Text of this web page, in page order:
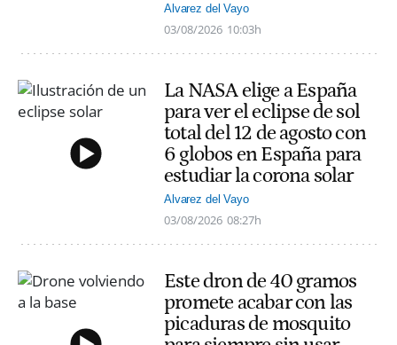
Alvarez del Vayo
03/08/2026 10:03h
La NASA elige a España
para ver el eclipse de sol
total del 12 de agosto con
6 globos en España para
estudiar la corona solar
Alvarez del Vayo
03/08/2026 08:27h
Este dron de 40 gramos
promete acabar con las
picaduras de mosquito